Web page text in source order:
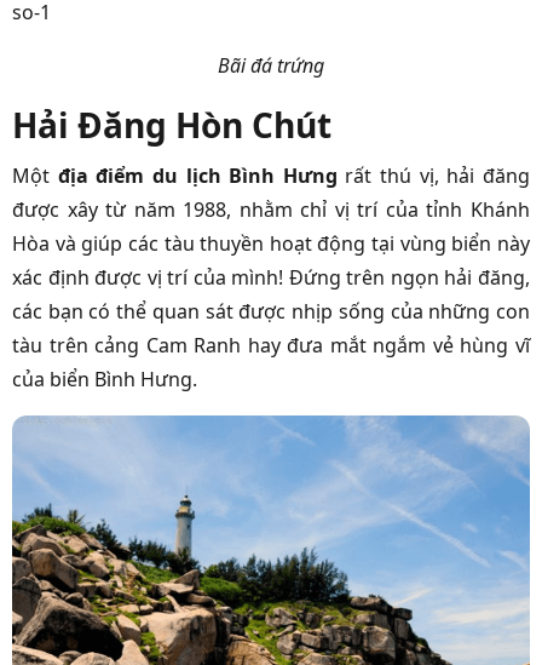
Bãi đá trứng
Hải Đăng Hòn Chút
Một địa điểm du lịch Bình Hưng rất thú vị, hải đăng
được xây từ năm 1988, nhằm chỉ vị trí của tỉnh Khánh
Hòa và giúp các tàu thuyền hoạt động tại vùng biển này
xác định được vị trí của mình! Đứng trên ngọn hải đăng,
các bạn có thể quan sát được nhịp sống của những con
tàu trên cảng Cam Ranh hay đưa mắt ngắm vẻ hùng vĩ
của biển Bình Hưng.